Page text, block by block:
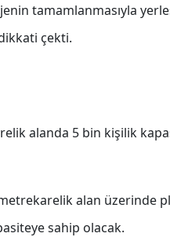
tamamlanmasıyla
çekti.
alanda 5 bin kişilik
alan üzerinde
sahip olacak.